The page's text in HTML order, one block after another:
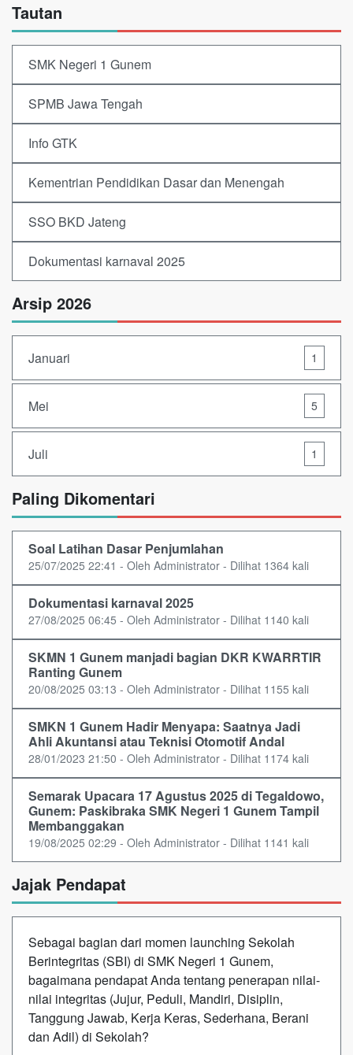
Tautan
SMK Negeri 1 Gunem
SPMB Jawa Tengah
Info GTK
Kementrian Pendidikan Dasar dan Menengah
SSO BKD Jateng
Dokumentasi karnaval 2025
Arsip 2026
Januari 1
Mei 5
Juli 1
Paling Dikomentari
Soal Latihan Dasar Penjumlahan
25/07/2025 22:41 - Oleh Administrator - Dilihat 1364 kali
Dokumentasi karnaval 2025
27/08/2025 06:45 - Oleh Administrator - Dilihat 1140 kali
SKMN 1 Gunem manjadi bagian DKR KWARRTIR
Ranting Gunem
20/08/2025 03:13 - Oleh Administrator - Dilihat 1155 kali
SMKN 1 Gunem Hadir Menyapa: Saatnya Jadi
Ahli Akuntansi atau Teknisi Otomotif Andal
28/01/2023 21:50 - Oleh Administrator - Dilihat 1174 kali
Semarak Upacara 17 Agustus 2025 di Tegaldowo,
Gunem: Paskibraka SMK Negeri 1 Gunem Tampil
Membanggakan
19/08/2025 02:29 - Oleh Administrator - Dilihat 1141 kali
Jajak Pendapat
Sebagai bagian dari momen launching Sekolah
Berintegritas (SBI) di SMK Negeri 1 Gunem,
bagaimana pendapat Anda tentang penerapan nilai-
nilai integritas (Jujur, Peduli, Mandiri, Disiplin,
Tanggung Jawab, Kerja Keras, Sederhana, Berani
dan Adil) di Sekolah?